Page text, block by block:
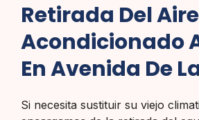
Retirada Del Aire
Acondicionado
En Avenida De
Si necesita sustituir su viejo